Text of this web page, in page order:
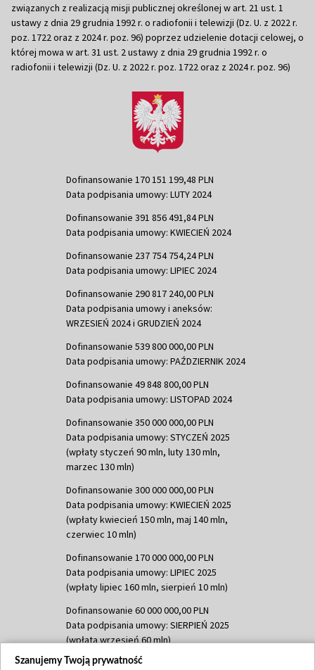
związanych z realizacją misji publicznej określonej w art. 21 ust. 1
ustawy z dnia 29 grudnia 1992 r. o radiofonii i telewizji (Dz. U. z 2022 r.
poz. 1722 oraz z 2024 r. poz. 96) poprzez udzielenie dotacji celowej, o
której mowa w art. 31 ust. 2 ustawy z dnia 29 grudnia 1992 r. o
radiofonii i telewizji (Dz. U. z 2022 r. poz. 1722 oraz z 2024 r. poz. 96)
Dofinansowanie 170 151 199,48 PLN
Data podpisania umowy: LUTY 2024
Dofinansowanie 391 856 491,84 PLN
Data podpisania umowy: KWIECIEŃ 2024
Dofinansowanie 237 754 754,24 PLN
Data podpisania umowy: LIPIEC 2024
Dofinansowanie 290 817 240,00 PLN
Data podpisania umowy i aneksów:
WRZESIEŃ 2024 i GRUDZIEŃ 2024
Dofinansowanie 539 800 000,00 PLN
Data podpisania umowy: PAŹDZIERNIK 2024
Dofinansowanie 49 848 800,00 PLN
Data podpisania umowy: LISTOPAD 2024
Dofinansowanie 350 000 000,00 PLN
Data podpisania umowy: STYCZEŃ 2025
(wpłaty styczeń 90 mln, luty 130 mln,
marzec 130 mln)
Dofinansowanie 300 000 000,00 PLN
Data podpisania umowy: KWIECIEŃ 2025
(wpłaty kwiecień 150 mln, maj 140 mln,
czerwiec 10 mln)
Dofinansowanie 170 000 000,00 PLN
Data podpisania umowy: LIPIEC 2025
(wpłaty lipiec 160 mln, sierpień 10 mln)
Dofinansowanie 60 000 000,00 PLN
Data podpisania umowy: SIERPIEŃ 2025
(wpłata wrzesień 60 mln)
Dofinansowanie 635 783 051,21 PLN
Szanujemy Twoją prywatność